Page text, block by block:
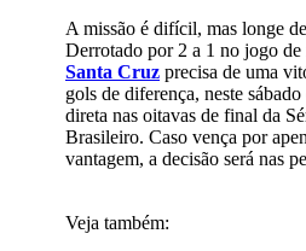
A missão é difícil, mas longe
Derrotado por 2 a 1 no jogo
Santa Cruz precisa de uma
gols de diferença, neste
direta nas oitavas de final da
Brasileiro. Caso vença por
vantagem, a decisão será nas
Veja também: